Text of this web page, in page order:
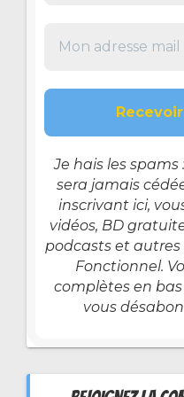
Je hais les
sera jamais
inscrivant ici,
vidéos, BD
podcasts et autres
Fonctionnel.
complètes en
vous